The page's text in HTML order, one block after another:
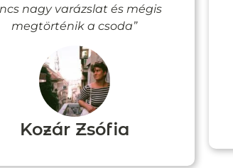
nagy varázslat és mégis
megtörténik a csoda”
Kozár Zsófia